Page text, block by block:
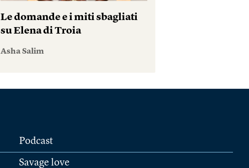
Le domande e i miti sbagliati
su Elena di Troia
Asha Salim
Podcast
Savage love